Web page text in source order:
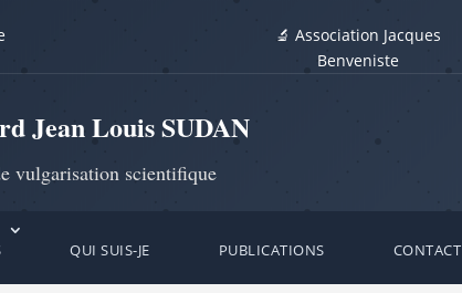
🔬 Association Jacques
Benveniste
Jean Louis SUDAN
vulgarisation scientifique
QUI SUIS-JE PUBLICATIONS CONTACT